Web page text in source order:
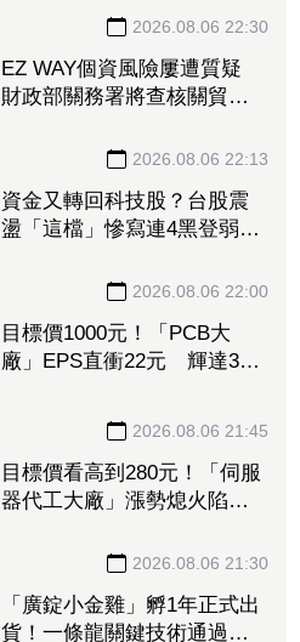
2026.08.06 22:30
EZ WAY個資風險屢遭質疑
財政部關務署將查核關貿公
2026.08.06 22:13
資金又轉回科技股？台股震
盪「這檔」慘寫連4黑登弱勢
2026.08.06 22:00
目標價1000元！「PCB大
廠」EPS直衝22元 輝達3年
2026.08.06 21:45
目標價看高到280元！「伺服
器代工大廠」漲勢熄火陷連2
張、抽回21億元2026.08.06 21:30
「廣錠小金雞」孵1年正式出
貨！一條龍關鍵技術通過驗